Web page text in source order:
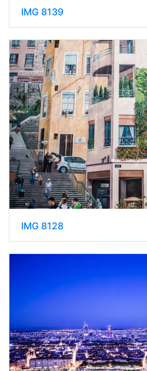
IMG 8139
IMG 8128